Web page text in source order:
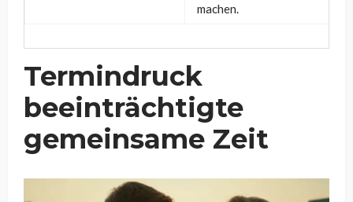
machen.
Termindruck
beeinträchtigte
gemeinsame Zeit